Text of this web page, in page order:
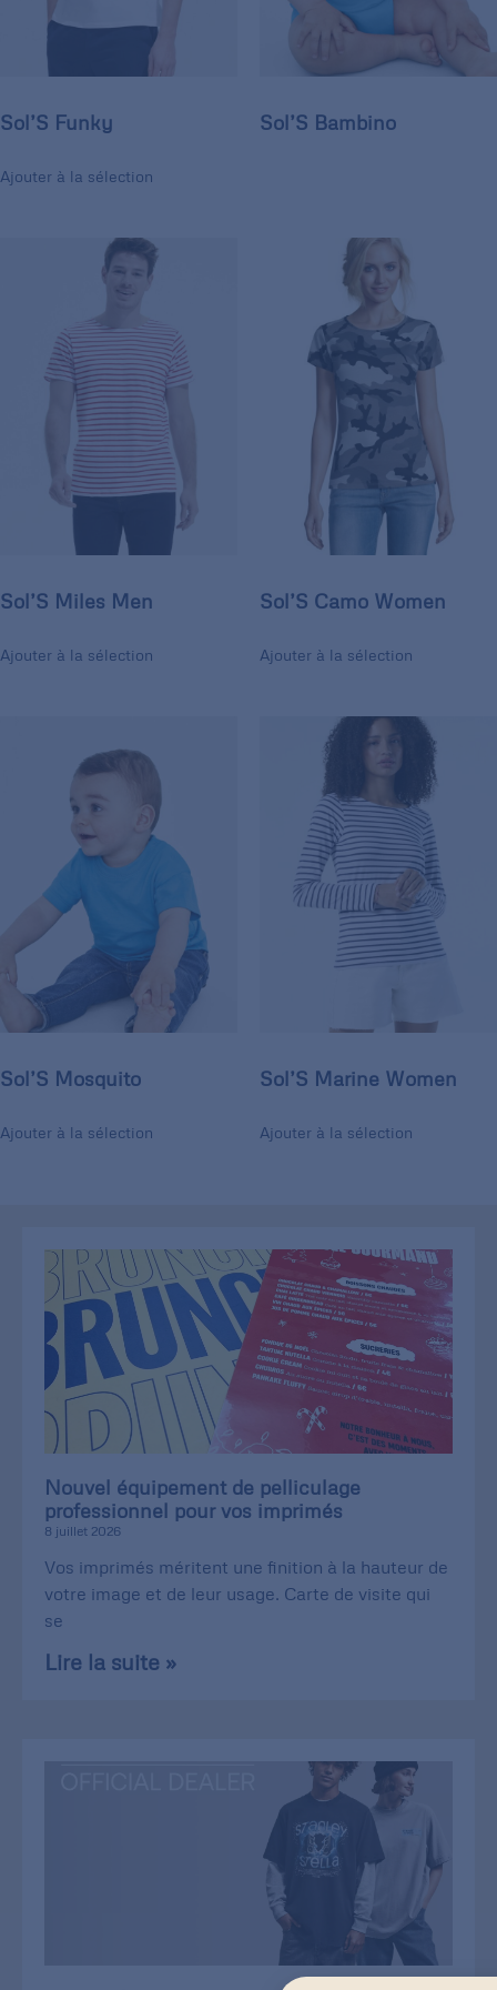
Sol’S Funky
Ajouter à la sélection
Sol’S Bambino
Sol’S Miles Men
Ajouter à la sélection
Sol’S Camo Women
Ajouter à la sélection
Sol’S Mosquito
Ajouter à la sélection
Sol’S Marine Women
Ajouter à la sélection
Nouvel équipement de pelliculage
professionnel pour vos imprimés
8 juillet 2026
Vos imprimés méritent une finition à la hauteur de
votre image et de leur usage. Carte de visite qui
se
Lire la suite »